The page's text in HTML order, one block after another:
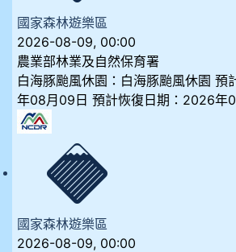
國家森林遊樂區
2026-08-09, 00:00
農業部林業及自然保育署
白海豚颱風休園：白海豚颱風休園 預
年08月09日 預計恢復日期：2026年
國家森林遊樂區
2026-08-09, 00:00